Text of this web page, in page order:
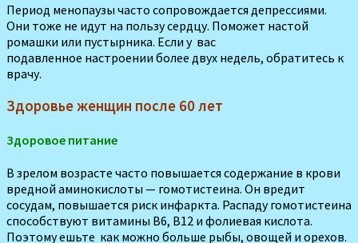
Период менопаузы часто сопровождается депрессиями.
Они тоже не идут на пользу сердцу. Поможет настой
ромашки или пустырника. Если у вас
подавленное настроении более двух недель, обратитесь к
врачу.
Здоровье женщин после 60 лет
Здоровое питание
В зрелом возрасте часто повышается содержание в крови
вредной аминокислоты — гомотистеина. Он вредит
сосудам, повышается риск инфаркта. Распаду гомотистеина
способствуют витамины В6, В12 и фолиевая кислота.
Поэтому ешьте как можно больше рыбы, овощей и орехов.